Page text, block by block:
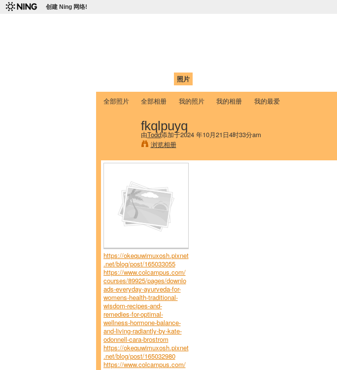
创建 Ning 网络!
照片
全部照片 全部相册 我的照片 我的相册 我的最爱
fkqlpuyq
由Todd添加于2024 年10月21日4时33分am
浏览相册
https://okequwimuxosh.pixnet
.net/blog/post/165033055
https://www.colcampus.com/
courses/89925/pages/downlo
ads-everyday-ayurveda-for-
womens-health-traditional-
wisdom-recipes-and-
remedies-for-optimal-
wellness-hormone-balance-
and-living-radiantly-by-kate-
odonnell-cara-brostrom
https://okequwimuxosh.pixnet
.net/blog/post/165032980
https://www.colcampus.com/